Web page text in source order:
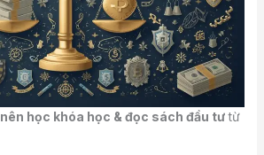
nên học khóa học & đọc sách đầu tưtừ